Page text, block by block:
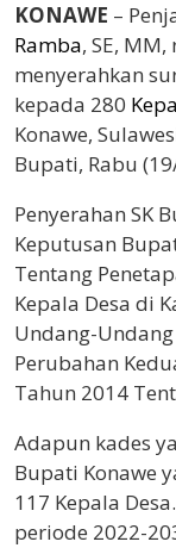
KONAWE –
Ramba, SE,
menyerahkan
kepada 280
Konawe,
Bupati, Rabu
Penyerahan SK
Keputusan
Tentang
Kepala Desa di
Undang-
Perubahan
Tahun 2014
Adapun kades
Bupati Konawe
117 Kepala
periode 2022-